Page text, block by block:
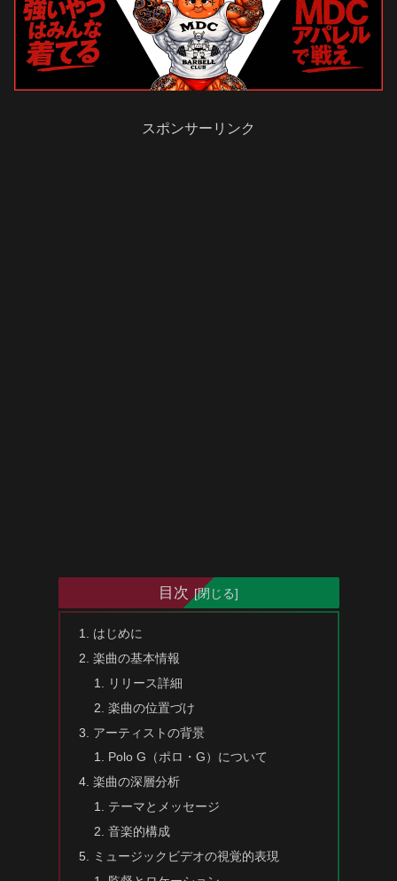
スポンサーリンク
目次
はじめに
楽曲の基本情報
リリース詳細
楽曲の位置づけ
アーティストの背景
Polo G（ポロ・G）について
楽曲の深層分析
テーマとメッセージ
音楽的構成
ミュージックビデオの視覚的表現